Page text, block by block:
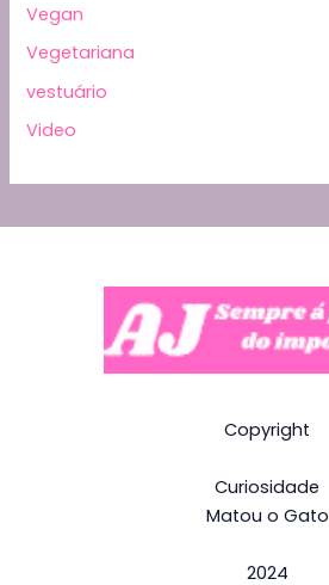
Vegan
Vegetariana
vestuário
Video
Copyright
Curiosidade
Matou o Gato
2024